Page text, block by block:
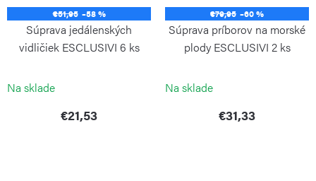
€51,95 –58 %
Súprava jedálenských
vidličiek ESCLUSIVI 6 ks
Na sklade
€21,53
€79,95 –60 %
Súprava príborov na morské
plody ESCLUSIVI 2 ks
Na sklade
€31,33